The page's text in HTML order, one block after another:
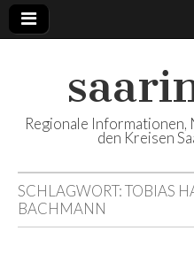
Regionale Informationen,
den Kreisen
SCHLAGWORT:TOBIAS
BACHMANN